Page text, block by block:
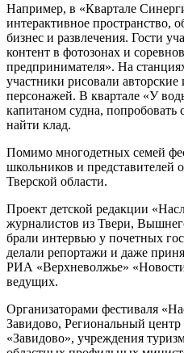
Например, в «Квартале
интерактивное пространство,
бизнес и развлечения. Гости
контент в фотозонах и
предпринимателя». На
участники рисовали
персонажей. В квартале «У
капитаном судна, попробовать
найти клад.
Помимо многодетных семей
школьников и представителей
Тверской области.
Проект детской редакции
журналистов из Твери,
брали интервью у почетных
делали репортажи и даже
РИА «Верхневолжье» «Новости
ведущих.
Организаторами фестиваля
Завидово, Региональный
«Завидово», учреждения